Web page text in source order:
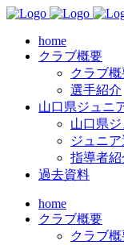
home
クラブ概要
クラブ
選手紹介
山口県ジュニ
山口県
ジュニ
指導者紹
過去資料
home
クラブ概要
クラブ